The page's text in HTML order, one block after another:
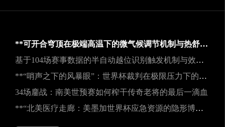
**可开合穹顶在极端高温下的微气候调节机制与热舒适性效能评估——以SoFi Stadium为例**
基于104场赛事数据的半自动越位识别触发机制与效能实证研究
**“哨声之下的风暴眼”：世界杯裁判在极限压力下的神经与生理共振解析**
34场鏖战：南美世预赛如何榨干传奇老将的最后一滴血
**“北美医疗走廊：美墨加世界杯应急资源的隐形博弈”**